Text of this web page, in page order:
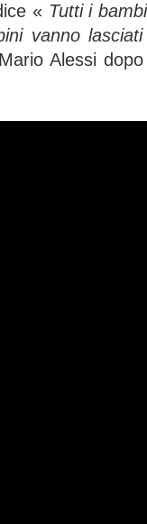
« Tutti i
vanno
Alessi